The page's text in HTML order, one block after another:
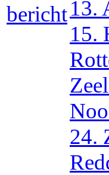
13.
15.
24.